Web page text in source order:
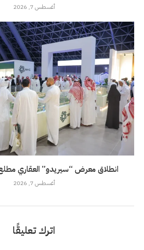
أغسطس 7, 2026
انطلاق معرض “سيريدو” العقاري
أغسطس 7, 2026
اترك تعليقًا